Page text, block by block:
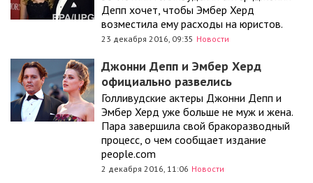
Депп хочет, чтобы Эмбер Херд
возместила ему расходы на юристов.
23 декабря 2016, 09:35 Новости
Джонни Депп и Эмбер Херд
официально развелись
Голливудские актеры Джонни Депп и
Эмбер Херд уже больше не муж и жена.
Пара завершила свой бракоразводный
процесс, о чем сообщает издание
people.com
2 декабря 2016, 11:06 Новости